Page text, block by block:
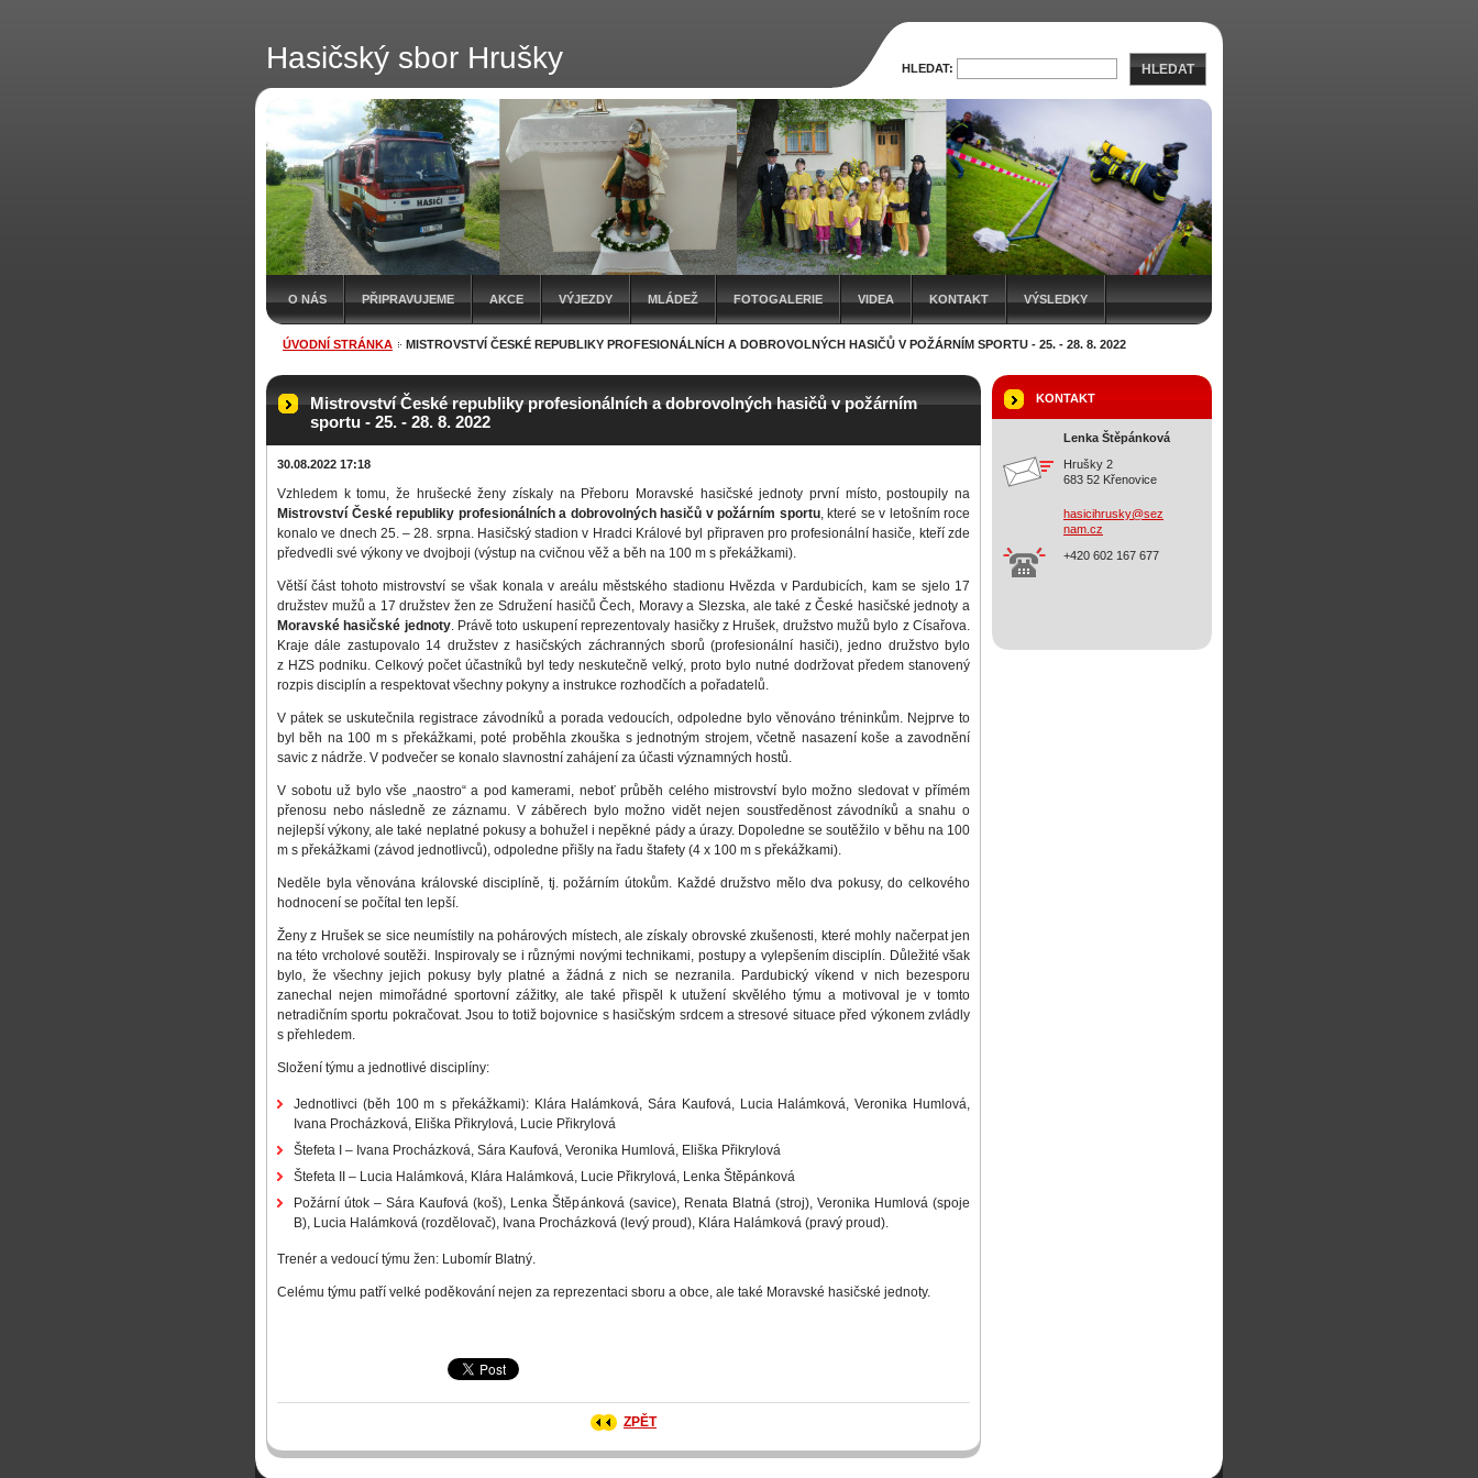
Hasičský sbor Hrušky
O NÁS PŘIPRAVUJEME AKCE VÝJEZDY MLÁDEŽ FOTOGALERIE VIDEA KONTAKT VÝSLEDKY
ÚVODNÍ STRÁNKA MISTROVSTVÍ ČESKÉ REPUBLIKY PROFESIONÁLNÍCH A DOBROVOLNÝCH HASIČŮ V POŽÁRNÍM SPORTU - 25. - 28. 8. 2022
Mistrovství České republiky profesionálních a dobrovolných hasičů v požárním
sportu - 25. - 28. 8. 2022
30.08.2022 17:18
Vzhledem k tomu, že hrušecké ženy získaly na Přeboru Moravské hasičské jednoty první místo, postoupily na
Mistrovství České republiky profesionálních a dobrovolných hasičů v požárním sportu, které se v letošním roce
konalo ve dnech 25. – 28. srpna. Hasičský stadion v Hradci Králové byl připraven pro profesionální hasiče, kteří zde
předvedli své výkony ve dvojboji (výstup na cvičnou věž a běh na 100 m s překážkami).
Větší část tohoto mistrovství se však konala v areálu městského stadionu Hvězda v Pardubicích, kam se sjelo 17
družstev mužů a 17 družstev žen ze Sdružení hasičů Čech, Moravy a Slezska, ale také z České hasičské jednoty a
Moravské hasičské jednoty. Právě toto uskupení reprezentovaly hasičky z Hrušek, družstvo mužů bylo z Císařova.
Kraje dále zastupovalo 14 družstev z hasičských záchranných sborů (profesionální hasiči), jedno družstvo bylo
z HZS podniku. Celkový počet účastníků byl tedy neskutečně velký, proto bylo nutné dodržovat předem stanovený
rozpis disciplín a respektovat všechny pokyny a instrukce rozhodčích a pořadatelů.
V pátek se uskutečnila registrace závodníků a porada vedoucích, odpoledne bylo věnováno tréninkům. Nejprve to
byl běh na 100 m s překážkami, poté proběhla zkouška s jednotným strojem, včetně nasazení koše a zavodnění
savic z nádrže. V podvečer se konalo slavnostní zahájení za účasti významných hostů.
V sobotu už bylo vše „naostro“ a pod kamerami, neboť průběh celého mistrovství bylo možno sledovat v přímém
přenosu nebo následně ze záznamu. V záběrech bylo možno vidět nejen soustředěnost závodníků a snahu o
nejlepší výkony, ale také neplatné pokusy a bohužel i nepěkné pády a úrazy. Dopoledne se soutěžilo v běhu na 100
m s překážkami (závod jednotlivců), odpoledne přišly na řadu štafety (4 x 100 m s překážkami).
Neděle byla věnována královské disciplíně, tj. požárním útokům. Každé družstvo mělo dva pokusy, do celkového
hodnocení se počítal ten lepší.
Ženy z Hrušek se sice neumístily na pohárových místech, ale získaly obrovské zkušenosti, které mohly načerpat jen
na této vrcholové soutěži. Inspirovaly se i různými novými technikami, postupy a vylepšením disciplín. Důležité však
bylo, že všechny jejich pokusy byly platné a žádná z nich se nezranila. Pardubický víkend v nich bezesporu
zanechal nejen mimořádné sportovní zážitky, ale také přispěl k utužení skvělého týmu a motivoval je v tomto
netradičním sportu pokračovat. Jsou to totiž bojovnice s hasičským srdcem a stresové situace před výkonem zvládly
s přehledem.
Složení týmu a jednotlivé disciplíny:
Jednotlivci (běh 100 m s překážkami): Klára Halámková, Sára Kaufová, Lucia Halámková, Veronika Humlová,
Ivana Procházková, Eliška Přikrylová, Lucie Přikrylová
Štefeta I – Ivana Procházková, Sára Kaufová, Veronika Humlová, Eliška Přikrylová
Štefeta II – Lucia Halámková, Klára Halámková, Lucie Přikrylová, Lenka Štěpánková
Požární útok – Sára Kaufová (koš), Lenka Štěpánková (savice), Renata Blatná (stroj), Veronika Humlová (spoje
B), Lucia Halámková (rozdělovač), Ivana Procházková (levý proud), Klára Halámková (pravý proud).
Trenér a vedoucí týmu žen: Lubomír Blatný.
Celému týmu patří velké poděkování nejen za reprezentaci sboru a obce, ale také Moravské hasičské jednoty.
ZPĚT
KONTAKT
Lenka Štěpánková
Hrušky 2
683 52 Křenovice
hasicihrusky@sez
nam.cz
+420 602 167 677
HLEDAT: HLEDAT